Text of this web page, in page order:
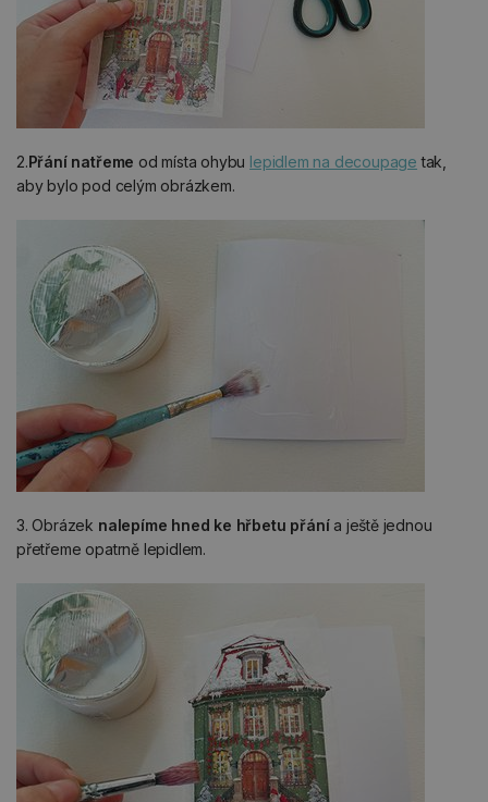
2.Přání natřeme od místa ohybu lepidlem na decoupage tak,
aby bylo pod celým obrázkem.
3. Obrázek nalepíme hned ke hřbetu přánía ještě jednou
přetřeme opatrně lepidlem.